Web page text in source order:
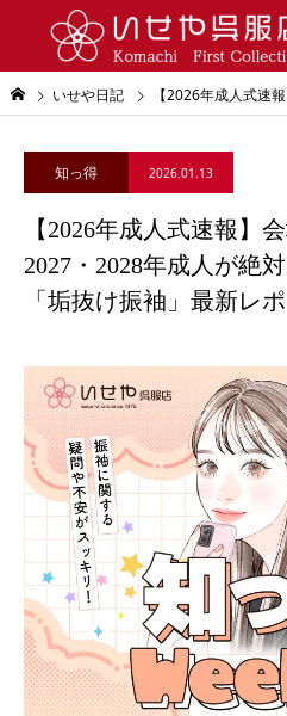
いせや日記 【2026年成人式速報】会場で見つけた！2027
知っ得 2026.01.13
【2026年成人式速報】
2027・2028年成人が絶
「垢抜け振袖」最新レ